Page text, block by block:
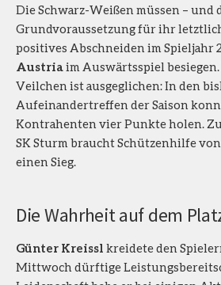
Die Schwarz-Weißen müssen – und
Grundvoraussetzung für ihr
positives Abschneiden im Spieljahr
Austriaim Auswärtsspiel
Veilchen ist ausgeglichen: In den
Aufeinandertreffen der Saison
Kontrahenten vier Punkte holen.
SK Sturm braucht Schützenhilfe
einen Sieg.
Die Wahrheit auf dem
Günter Kreissl kreidete den
Mittwoch dürftige